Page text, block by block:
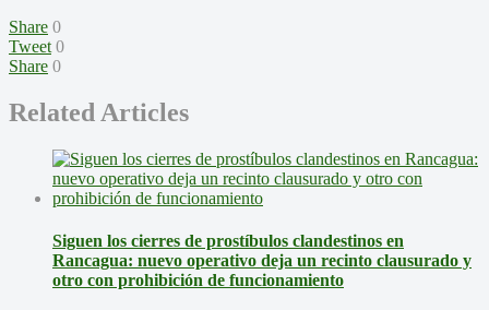
Share 0
Tweet 0
Share 0
Related Articles
Siguen los cierres de prostíbulos clandestinos en
Rancagua: nuevo operativo deja un recinto clausurado y
otro con prohibición de funcionamiento